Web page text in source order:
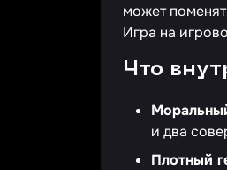
может
Игра на
Что
и два
Плотный